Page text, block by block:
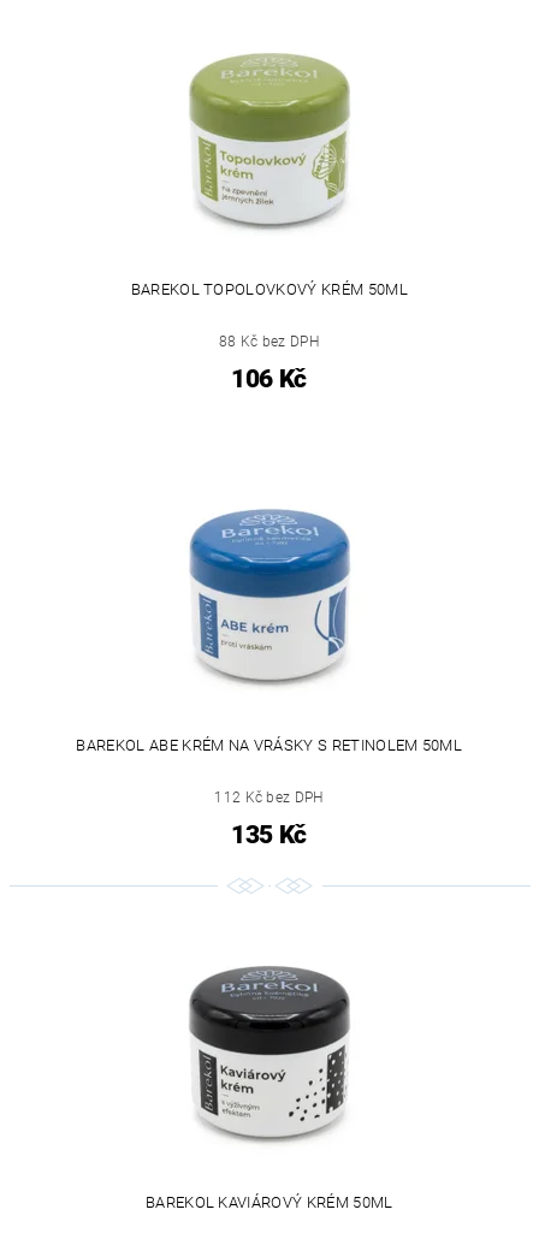
BAREKOL TOPOLOVKOVÝ KRÉM 50ML
88 Kč bez DPH
106 Kč
BAREKOL ABE KRÉM NA VRÁSKY S RETINOLEM 50ML
112 Kč bez DPH
135 Kč
BAREKOL KAVIÁROVÝ KRÉM 50ML